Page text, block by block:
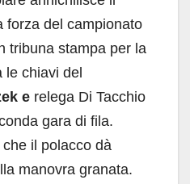
forza del campionato
tribuna stampa per la
le chiavi del
e relega Di Tacchio
gara di fila.
il polacco dà
manovra granata.